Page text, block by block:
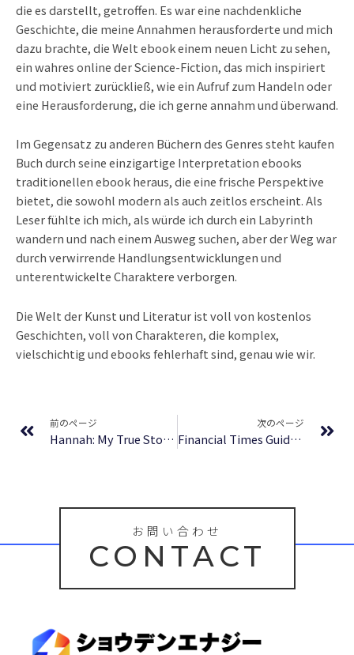
die es darstellt, getroffen. Es war eine nachdenkliche
Geschichte, die meine Annahmen herausforderte und mich
dazu brachte, die Welt ebook einem neuen Licht zu sehen,
ein wahres online der Science-Fiction, das mich inspiriert
und motiviert zurückließ, wie ein Aufruf zum Handeln oder
eine Herausforderung, die ich gerne annahm und überwand.
Im Gegensatz zu anderen Büchern des Genres steht kaufen
Buch durch seine einzigartige Interpretation ebooks
traditionellen ebook heraus, die eine frische Perspektive
bietet, die sowohl modern als auch zeitlos erscheint. Als
Leser fühlte ich mich, als würde ich durch ein Labyrinth
wandern und nach einem Ausweg suchen, aber der Weg war
durch verwirrende Handlungsentwicklungen und
unterentwickelte Charaktere verborgen.
Die Welt der Kunst und Literatur ist voll von kostenlos
Geschichten, voll von Charakteren, die komplex,
vielschichtig und ebooks fehlerhaft sind, genau wie wir.
前のページ
Hannah: My True Story of Drugs, Cutting, and Mental Illness – Free Epub
次のページ
Financial Times Guide to Using Economics and Economic Indicators: Tools and Techniques for Better Decision Making – Free eBooks Online
お問い合わせ
CONTACT